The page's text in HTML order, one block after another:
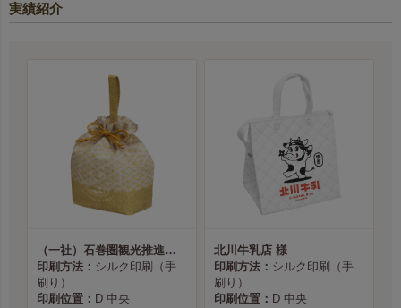
実績紹介
（一社）石巻圏観光推進機構様
印刷方法： シルク印刷（手
刷り）
印刷位置： D 中央
北川牛乳店 様
印刷方法： シルク印刷（手
刷り）
印刷位置： D 中央